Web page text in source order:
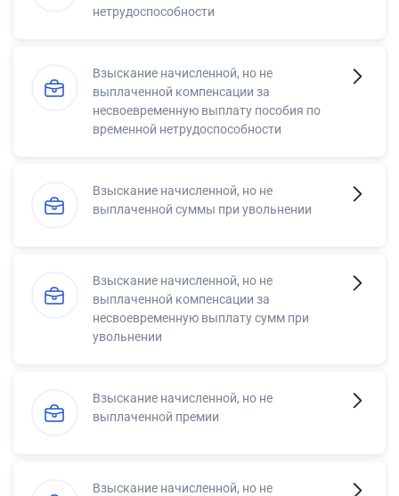
нетрудоспособности
Взыскание начисленной, но не
выплаченной компенсации за
несвоевременную выплату пособия по
временной нетрудоспособности
Взыскание начисленной, но не
выплаченной суммы при увольнении
Взыскание начисленной, но не
выплаченной компенсации за
несвоевременную выплату сумм при
увольнении
Взыскание начисленной, но не
выплаченной премии
Взыскание начисленной, но не